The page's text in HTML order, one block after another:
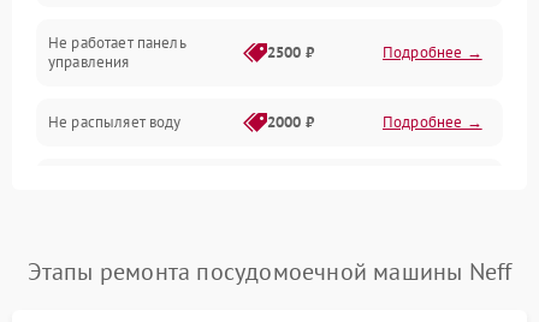
Гигиена
Программное обеспечение
Не работает панель
управления
2500 ₽ Подробнее →
Не распыляет воду 2000 ₽ Подробнее →
воды
1800 ₽ Подробнее →
Этапы ремонта посудомоечной машины Neff